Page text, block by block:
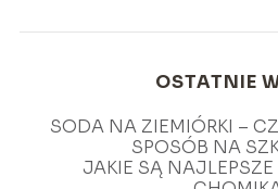
OSTATNIE
SODA NA ZIEMIÓRKI –
SPOSÓB NA
JAKIE SĄ